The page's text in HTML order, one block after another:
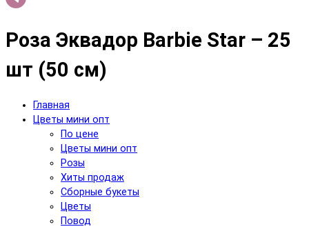
Роза Эквадор Barbie Star – 25
шт (50 см)
Главная
Цветы мини опт
По цене
Цветы мини опт
Розы
Хиты продаж
Сборные букеты
Цветы
Повод